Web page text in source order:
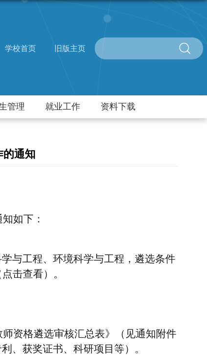
学校首页 旧版主页
管理 就业工作 资料下载
的通知
如下：
与工程、环境科学与工程，遴选条件
点击查看）。
资格遴选审核汇总表》（见通知附件
、获奖证书、科研项目等）。